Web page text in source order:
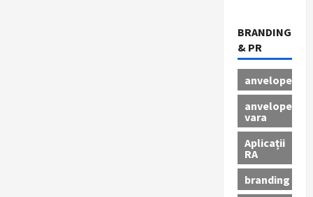
BRANDING
& PR
anvelope
anvelope
vara
Aplicații
RA
branding